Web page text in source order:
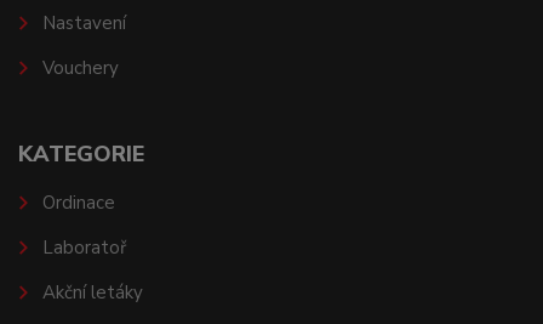
Nastavení
Vouchery
KATEGORIE
Ordinace
Laboratoř
Akční letáky